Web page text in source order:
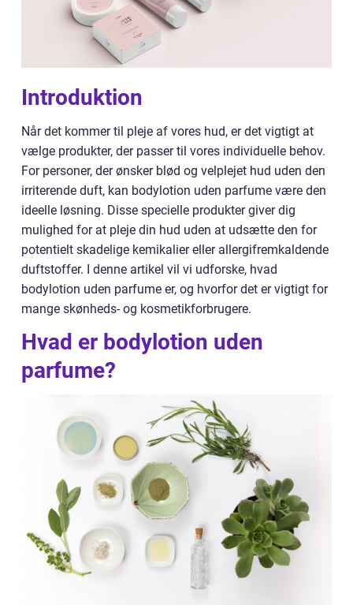
Introduktion
Når det kommer til pleje af vores hud, er det vigtigt at
vælge produkter, der passer til vores individuelle behov.
For personer, der ønsker blød og velplejet hud uden den
irriterende duft, kan bodylotion uden parfume være den
ideelle løsning. Disse specielle produkter giver dig
mulighed for at pleje din hud uden at udsætte den for
potentielt skadelige kemikalier eller allergifremkaldende
duftstoffer. I denne artikel vil vi udforske, hvad
bodylotion uden parfume er, og hvorfor det er vigtigt for
mange skønheds- og kosmetikforbrugere.
Hvad er bodylotion uden
parfume?